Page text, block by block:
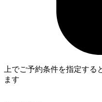
上でご予約条件を指定す
ます